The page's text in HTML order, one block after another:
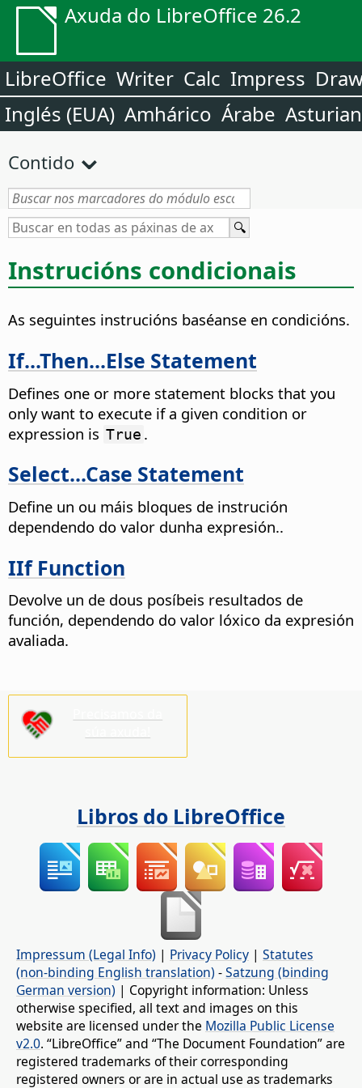
Axuda do LibreOffice 26.2
LibreOffice Writer Calc Impress
Inglés (EUA) Amhárico Árabe
Contido
Instrucións condicionais
As seguintes instrucións baséanse en condicións.
If...Then...Else Statement
Defines one or more statement blocks that you
only want to execute if a given condition or
expression is True .
Select...Case Statement
Define un ou máis bloques de instrución
dependendo do valor dunha expresión..
IIf Function
Devolve un de dous posíbeis resultados de
función, dependendo do valor lóxico da expresión
avaliada.
Libros do LibreOffice
Impressum (Legal Info) | Privacy Policy | Statutes
(non-binding English translation) -Satzung (binding
German version) | Copyright information: Unless
otherwise specified, all text and images on this
website are licensed under the Mozilla Public License
v2.0. “LibreOffice” and “The Document Foundation” are
registered trademarks of their corresponding
registered owners or are in actual use as trademarks